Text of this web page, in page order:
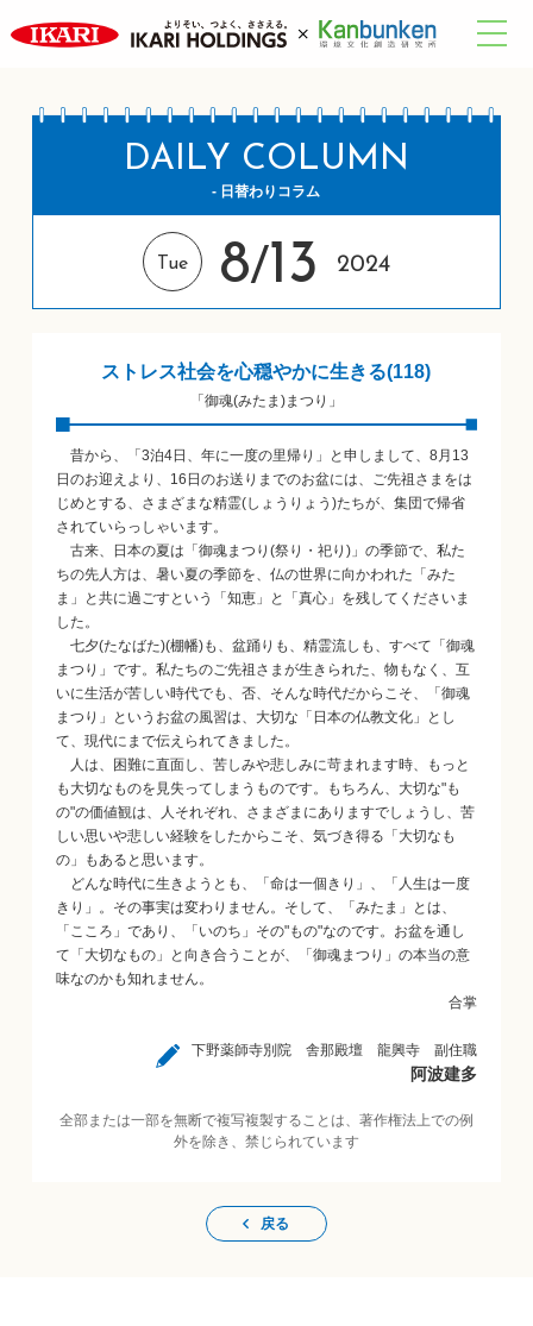
DAILY COLUMN
- 日替わりコラム
Tue 8/13 2024
ストレス社会を心穏やかに生きる(118)
「御魂(みたま)まつり」
昔から、「3泊4日、年に一度の里帰り」と申しまして、8月13
日のお迎えより、16日のお送りまでのお盆には、ご先祖さまをは
じめとする、さまざまな精霊(しょうりょう)たちが、集団で帰省
されていらっしゃいます。
古来、日本の夏は「御魂まつり(祭り・祀り)」の季節で、私た
ちの先人方は、暑い夏の季節を、仏の世界に向かわれた「みた
ま」と共に過ごすという「知恵」と「真心」を残してくださいま
した。
七夕(たなばた)(棚幡)も、盆踊りも、精霊流しも、すべて「御魂
まつり」です。私たちのご先祖さまが生きられた、物もなく、互
いに生活が苦しい時代でも、否、そんな時代だからこそ、「御魂
まつり」というお盆の風習は、大切な「日本の仏教文化」とし
て、現代にまで伝えられてきました。
人は、困難に直面し、苦しみや悲しみに苛まれます時、もっと
も大切なものを見失ってしまうものです。もちろん、大切な"も
の"の価値観は、人それぞれ、さまざまにありますでしょうし、苦
しい思いや悲しい経験をしたからこそ、気づき得る「大切なも
の」もあると思います。
どんな時代に生きようとも、「命は一個きり」、「人生は一度
きり」。その事実は変わりません。そして、「みたま」とは、
「こころ」であり、「いのち」その"もの"なのです。お盆を通し
て「大切なもの」と向き合うことが、「御魂まつり」の本当の意
味なのかも知れません。
合掌
下野薬師寺別院 舎那殿壇 龍興寺 副住職
阿波建多
全部または一部を無断で複写複製することは、著作権法上での例
外を除き、禁じられています
戻る